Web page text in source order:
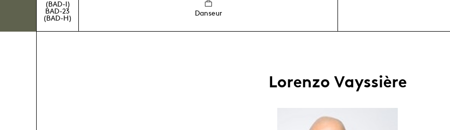
(BAD-I)
BAD-23
(BAD-H)
Danseur
Lorenzo Vayssière